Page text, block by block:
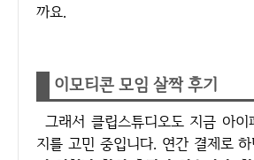
까요.
이모티콘 모임 살짝 후기
그래서 클립스튜디오도 지금 아이패드용으로 구매할
지를 고민 중입니다. 연간 결제로